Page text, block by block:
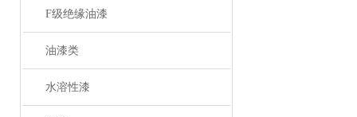
F级绝缘油漆
油漆类
水溶性漆